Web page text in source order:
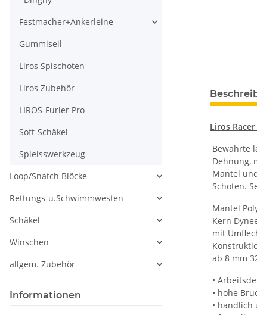
Liros
Bewährte
Dehnung,
Mantel
Schoten.
Mantel
Kern
mit
ab 8 mm
•
• hohe
• handlich
Festmacher+Ankerleine
Gummiseil
Liros Spischoten
Liros Zubehör
LIROS-Furler Pro
Soft-Schäkel
Spleisswerkzeug
Loop/Snatch Blöcke
Rettungs-u.Schwimmwesten
Schäkel
Winschen
allgem. Zubehör
Informationen